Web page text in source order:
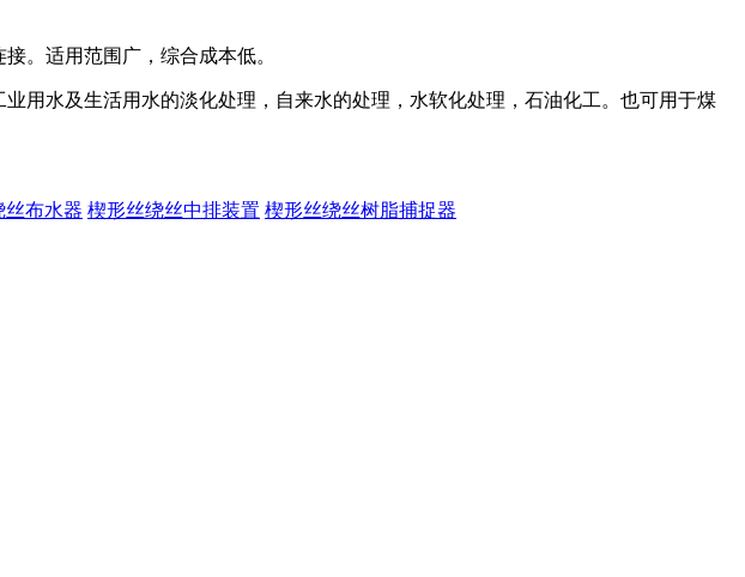
。适用范围广，综合成本低。
用水及生活用水的淡化处理，自来水的处理，水软化处理，石油化工。也可用于煤
丝布水器 楔形丝绕丝中排装置 楔形丝绕丝树脂捕捉器